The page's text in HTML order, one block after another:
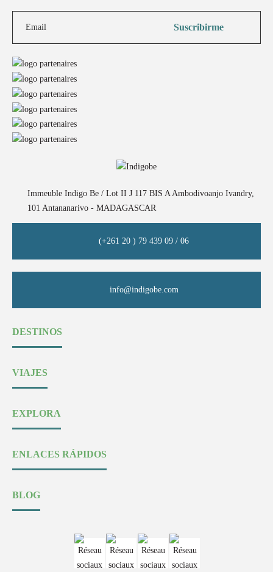
Immeuble Indigo Be / Lot II J 117 BIS A Ambodivoanjo Ivandry,
101 Antananarivo - MADAGASCAR
(+261 20 ) 79 439 09 / 06
info@indigobe.com
DESTINOS
VIAJES
EXPLORA
ENLACES RÁPIDOS
BLOG